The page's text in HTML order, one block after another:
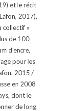
et le récit
2017),
collectif «
de 100
d'encre,
pour les
2015 /
en 2008
dont le
de long